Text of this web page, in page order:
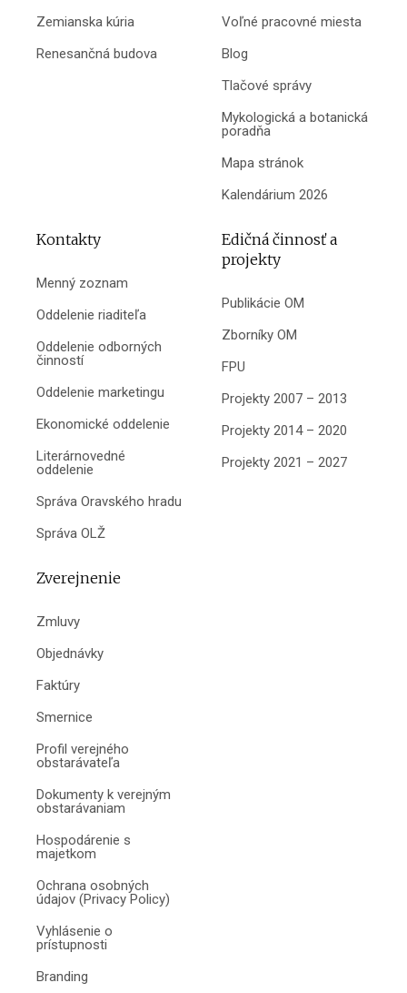
Zemianska kúria
Renesančná budova
Voľné pracovné miesta
Blog
Tlačové správy
Mykologická a botanická
poradňa
Mapa stránok
Kalendárium 2026
Kontakty
Menný zoznam
Oddelenie riaditeľa
Oddelenie odborných
činností
Oddelenie marketingu
Ekonomické oddelenie
Literárnovedné
oddelenie
Správa Oravského hradu
Správa OLŽ
Edičná činnosť a
projekty
Publikácie OM
Zborníky OM
FPU
Projekty 2007 – 2013
Projekty 2014 – 2020
Projekty 2021 – 2027
Zverejnenie
Zmluvy
Objednávky
Faktúry
Smernice
Profil verejného
obstarávateľa
Dokumenty k verejným
obstarávaniam
Hospodárenie s
majetkom
Ochrana osobných
údajov (Privacy Policy)
Vyhlásenie o
prístupnosti
Branding